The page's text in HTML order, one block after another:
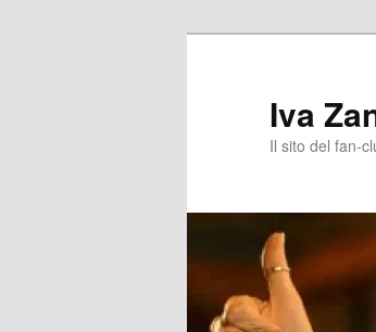
Iva
Il sito del fan-